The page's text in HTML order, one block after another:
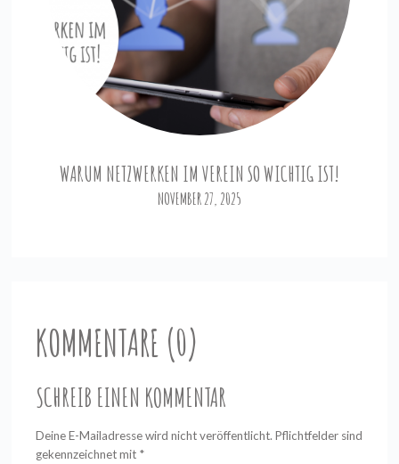
WARUM NETZWERKEN IM VEREIN SO WICHTIG IST!
NOVEMBER 27, 2025
KOMMENTARE (0)
SCHREIB EINEN KOMMENTAR
Deine E-Mailadresse wird nicht veröffentlicht. Pflichtfelder sind
gekennzeichnet mit *